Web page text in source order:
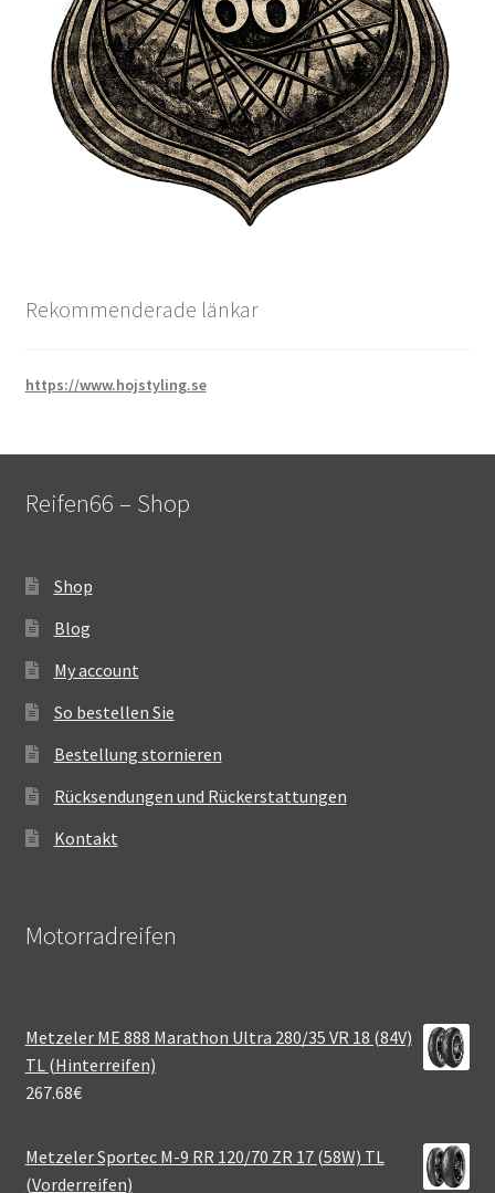
Rekommenderade länkar
https://www.hojstyling.se
Reifen66 – Shop
Shop
Blog
My account
So bestellen Sie
Bestellung stornieren
Rücksendungen und Rückerstattungen
Kontakt
Motorradreifen
Metzeler ME 888 Marathon Ultra 280/35 VR 18 (84V)
TL (Hinterreifen)
267.68€
Metzeler Sportec M-9 RR 120/70 ZR 17 (58W) TL
(Vorderreifen)